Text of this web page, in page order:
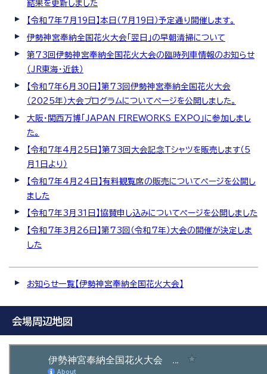
結果を更新しました
【令和7年7月19日】本日（7月19日）予定通り開催します。
伊勢神宮奉納全国花火大会「翌日」の早朝清掃について
第73回伊勢神宮奉納全国花火大会の臨時列車情報のお知らせ
（JR東海・近鉄）
【令和7年6月30日】第73回伊勢神宮奉納全国花火大会
（2025年）大会プログラムについてページを公開しました。
大阪・関西万博「JAPAN FIREWORKS EXPO」に参加しまし
た。
【令和7年4月25日】第73回大会記念Tシャツを販売します（5
月1日より）
【令和7年4月24日】有料観覧席の販売についてページを公開し
ました
【令和7年3月31日】協賛申し込みについてページを公開しました
【令和7年3月26日】第73回（令和7年）大会の開催が決定しま
した
お知らせ一覧【伊勢神宮奉納全国花火大会】
会場周辺地図